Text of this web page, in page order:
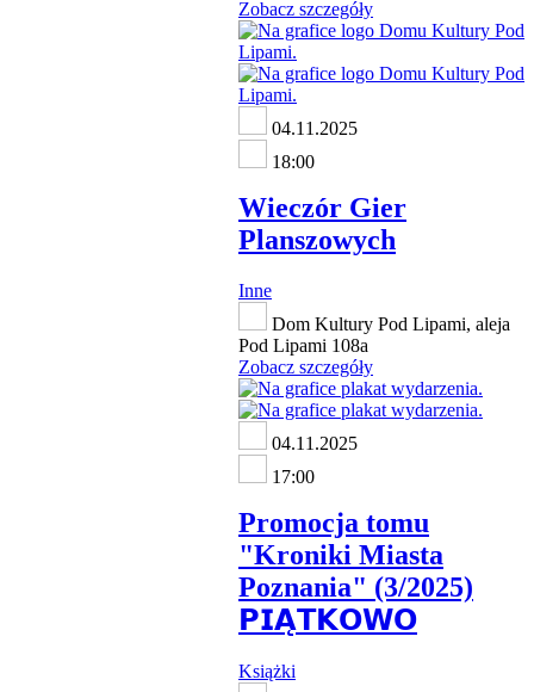
Zobacz szczegóły
04.11.2025
18:00
Wieczór Gier
Planszowych
Inne
Dom Kultury Pod Lipami, aleja
Pod Lipami 108a
Zobacz szczegóły
04.11.2025
17:00
Promocja tomu
"Kroniki Miasta
Poznania" (3/2025)
𝗣𝗜𝗔̨𝗧𝗞𝗢𝗪𝗢
Książki